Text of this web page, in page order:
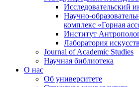
Исследовательский
Научно-
комплекс «Горная
Институт
Лаборатория
Journal of Academic Studies
Научная библиотека
О нас
Об университете